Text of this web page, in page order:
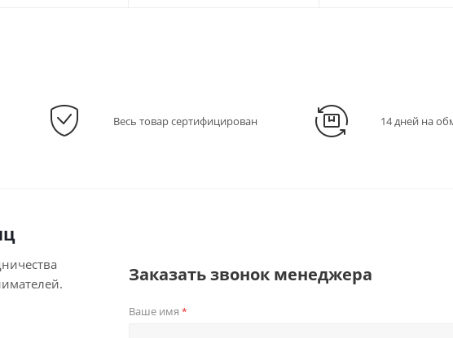
Весь товар сертифицирован 14 дней на
Заказать звонок менеджера
Ваше имя *